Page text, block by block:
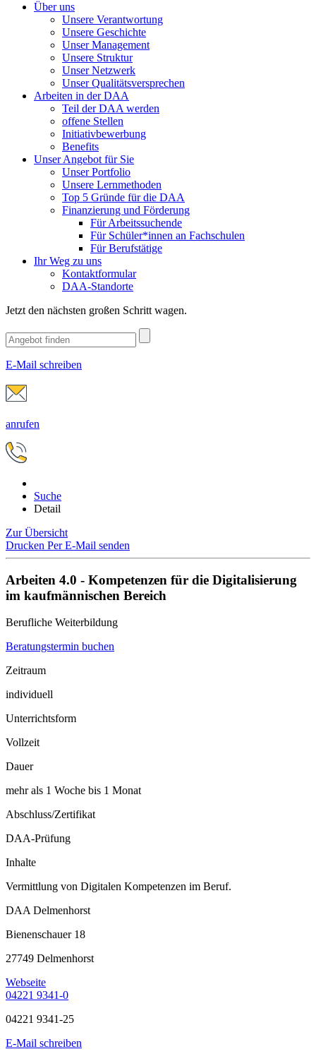
Über uns
Unsere Verantwortung
Unsere Geschichte
Unser Management
Unsere Struktur
Unser Netzwerk
Unser Qualitätsversprechen
Arbeiten in der DAA
Teil der DAA werden
offene Stellen
Initiativbewerbung
Benefits
Unser Angebot für Sie
Unser Portfolio
Unsere Lernmethoden
Top 5 Gründe für die DAA
Finanzierung und Förderung
Für Arbeitssuchende
Für Schüler*innen an Fachschulen
Für Berufstätige
Ihr Weg zu uns
Kontaktformular
DAA-Standorte
Jetzt den nächsten großen Schritt wagen.
E-Mail schreiben
anrufen
Suche
Detail
Zur Übersicht
Drucken Per E-Mail senden
Arbeiten 4.0 - Kompetenzen für die Digitalisierung
im kaufmännischen Bereich
Berufliche Weiterbildung
Beratungstermin buchen
Zeitraum
individuell
Unterrichtsform
Vollzeit
Dauer
mehr als 1 Woche bis 1 Monat
Abschluss/Zertifikat
DAA-Prüfung
Inhalte
Vermittlung von Digitalen Kompetenzen im Beruf.
DAA Delmenhorst
Bienenschauer 18
27749 Delmenhorst
Webseite
04221 9341-0
04221 9341-25
E-Mail schreiben